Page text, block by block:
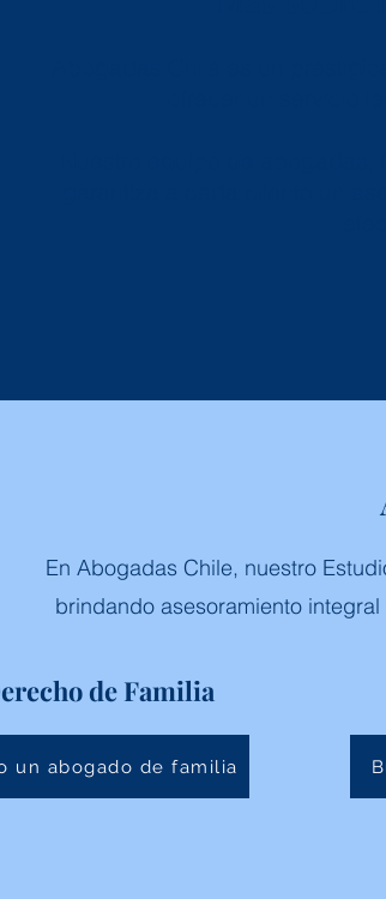
En Abogadas Chile, nuestro
brindando asesoramiento
de Familia
un abogado de familia